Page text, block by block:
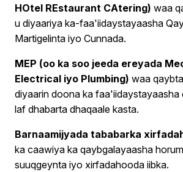
HOtel REstaurant CAtering) waa
u diyaariya ka-faa'iidaystayaasha
Martigelinta iyo Cunnada.
MEP (oo ka soo jeeda ereyada
Electrical iyo Plumbing) waa
diyaarin doona ka faa'iidaystayaasha
laf dhabarta dhaqaale kasta.
Barnaamijyada tababarka
ka caawiya ka qaybgalayaasha
suuqgeynta iyo xirfadahooda iibka.